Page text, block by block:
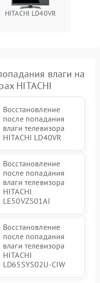
HITACHI LD40VR
влаги на
HITACHI
Восстановление
после попадания
влаги телевизора
HITACHI LD40VR
Восстановление
после попадания
влаги телевизора
HITACHI
LE50VZS01AI
Восстановление
после попадания
влаги телевизора
HITACHI
LD65SYS02U-CIW